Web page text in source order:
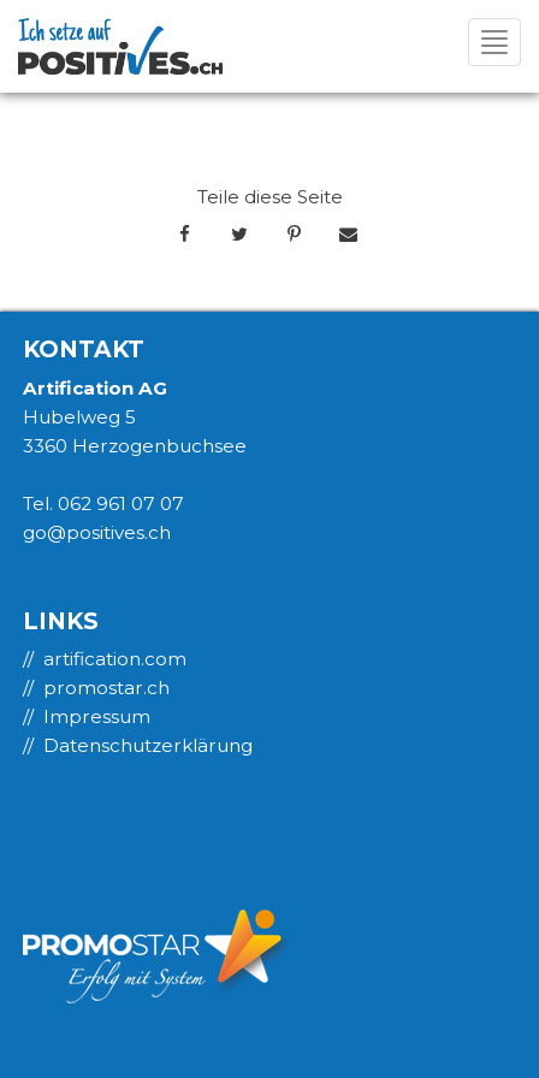
Teile diese Seite
KONTAKT
Artification AG
Hubelweg 5
3360 Herzogenbuchsee
Tel. 062 961 07 07
go@positives.ch
LINKS
artification.com
promostar.ch
Impressum
Datenschutzerklärung